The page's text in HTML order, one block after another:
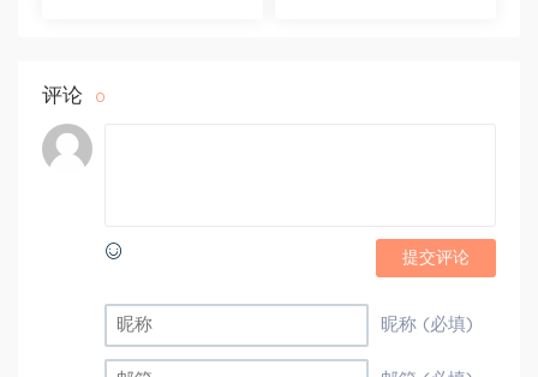
评论 0
提交评论
昵称 (必填)